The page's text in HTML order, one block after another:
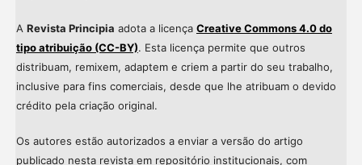
A Revista Principia adota a licença Creative Commons 4.0 do
tipo atribuição (CC-BY). Esta licença permite que outros
distribuam, remixem, adaptem e criem a partir do seu trabalho,
inclusive para fins comerciais, desde que lhe atribuam o devido
crédito pela criação original.
Os autores estão autorizados a enviar a versão do artigo
publicado nesta revista em repositório institucionais, com